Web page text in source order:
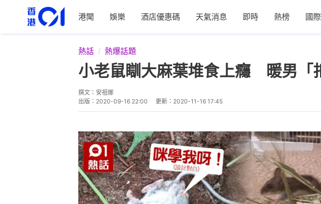
港聞 娛樂 酒店優惠碼 天氣消息 即時 熱榜 國際
熱話 熱爆話題
小老鼠瞓大麻葉堆食上癮 暖男
撰文： 安祖娜
出版： 2020-09-16 22:00 更新： 2020-11-16 17:45